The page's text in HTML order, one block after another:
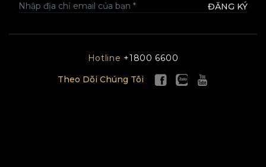
ĐĂNG KÝ
Hotline +1800 6600
Theo Dõi Chúng Tôi